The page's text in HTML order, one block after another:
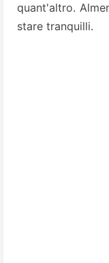
quant'altro.
stare tranquilli.